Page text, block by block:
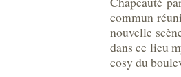
commun
nouvelle
dans ce lieu
cosy du